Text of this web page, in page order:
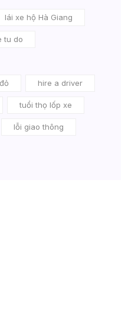
lái xe hộ Hà Giang
tu do
hire a driver
tuổi thọ lốp xe
lỗi giao thông